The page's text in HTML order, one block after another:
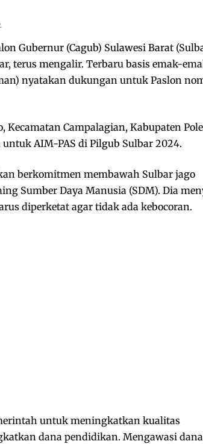
Gubernur (Cagub) Sulawesi Barat
terus mengalir. Terbaru basis emak-
nyatakan dukungan untuk Paslon
Campalagian, Kabupaten
AIM-PAS di Pilgub Sulbar 2024.
berkomitmen membawah Sulbar jago
Sumber Daya Manusia (SDM). Dia
diperketat agar tidak ada kebocoran.
untuk meningkatkan kualitas
dana pendidikan. Mengawasi dana